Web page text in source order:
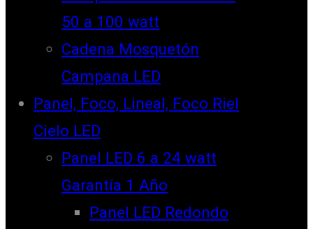
50 a 100 watt
Cadena Mosquetón
Campana LED
Panel, Foco, Lineal, Foco Riel
Cielo LED
Panel LED 6 a 24 watt
Garantía 1 Año
Panel LED Redondo